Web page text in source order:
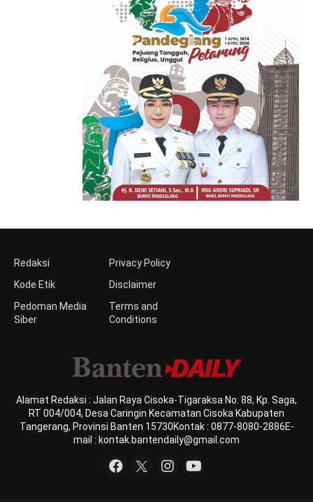
Redaksi
Kode Etik
Pedoman Media
Siber
Privacy Policy
Disclaimer
Terms and
Conditions
Alamat Redaksi : Jalan Raya Cisoka-Tigaraksa No. 88, Kp. Saga,
RT 004/004, Desa Caringin Kecamatan Cisoka Kabupaten
Tangerang, Provinsi Banten 15730Kontak : 0877-8080-2886E-
mail : kontak.bantendaily@gmail.com